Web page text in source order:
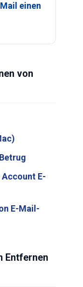
einen
von
Account E-
E-Mail-
Entfernen